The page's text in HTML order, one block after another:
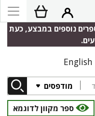
נוספים במבצע, כעת
English
מודפסים
ספר מקוון לדוגמא